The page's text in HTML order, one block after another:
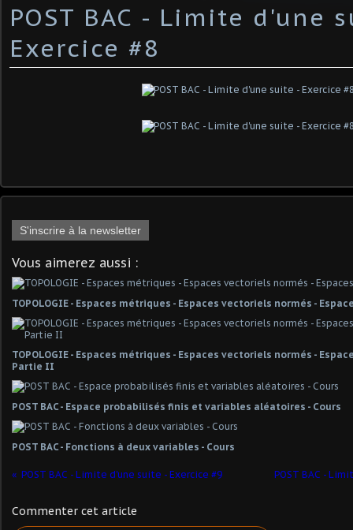
POST BAC - Limite d'une
Exercice #8
S'inscrire à la newsletter
Vous aimerez aussi :
TOPOLOGIE - Espaces métriques - Espaces vectoriels normés -
TOPOLOGIE - Espaces métriques - Espaces vectoriels normés -
Partie II
POST BAC - Espace probabilisés finis et variables aléatoires - Cours
POST BAC - Fonctions à deux variables - Cours
POST BAC - Limite d'une suite - Exercice #9 POST BAC -
Commenter cet article